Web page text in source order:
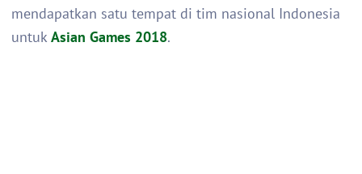
mendapatkan satu tempat di tim nasional Indonesia
untuk Asian Games 2018.